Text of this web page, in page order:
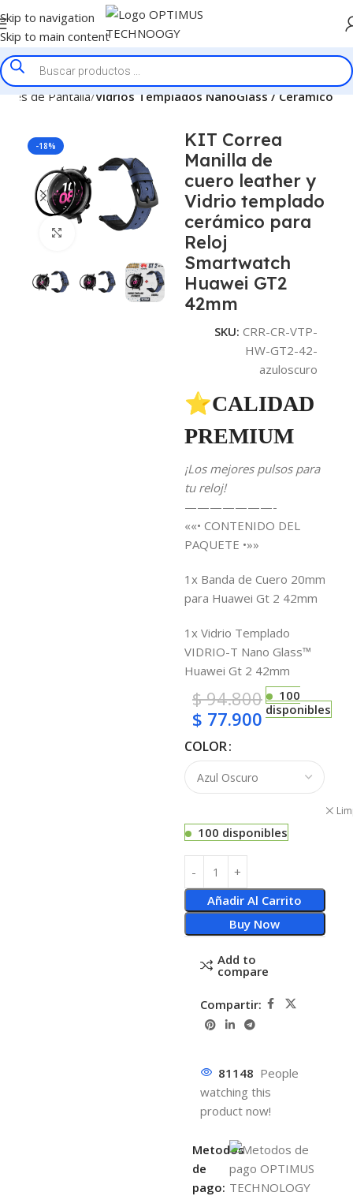
Skip to navigation
Skip to main content
de Pantalla Vidrios Templados NanoGlass / Ceramico
-18%
Click to enlarge
KIT Correa
Manilla de
cuero leather y
Vidrio templado
cerámico para
Reloj
Smartwatch
Huawei GT2
42mm
SKU: CRR-CR-VTP-
HW-GT2-42-
azuloscuro
⭐CALIDAD
PREMIUM
¡Los mejores pulsos para
tu reloj!
———————-
««• CONTENIDO DEL
PAQUETE •»»
1x Banda de Cuero 20mm
para Huawei Gt 2 42mm
1x Vidrio Templado
VIDRIO-T Nano Glass™
Huawei Gt 2 42mm
$94.800
$ 77.900
100
disponibles
COLOR
100 disponibles
Añadir Al Carrito
Buy Now
Add to
compare
Compartir:
81148 People
watching this
product now!
Metodos
de
pago: